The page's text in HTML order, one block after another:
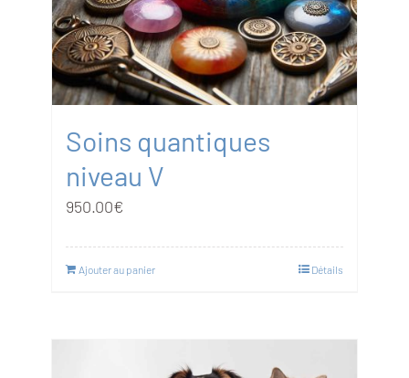
Soins quantiques
niveau V
950.00€
Ajouter au panier Détails